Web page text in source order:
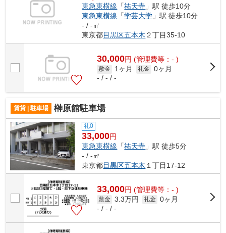
東急東横線 「祐天寺 」駅 徒歩10分
東急東横線 「学芸大学 」駅 徒歩10分
- / -㎡
東京都目黒区五本木 ２丁目35-10
30,000円 (管理費等：- )
敷金 1ヶ月 礼金 0ヶ月
- / - / -
賃貸 | 駐車場 榊原館駐車場
礼0
33,000円
東急東横線 「祐天寺 」駅 徒歩5分
- / -㎡
東京都目黒区五本木 １丁目17-12
33,000円 (管理費等：- )
敷金 3.3万円 礼金 0ヶ月
- / - / -